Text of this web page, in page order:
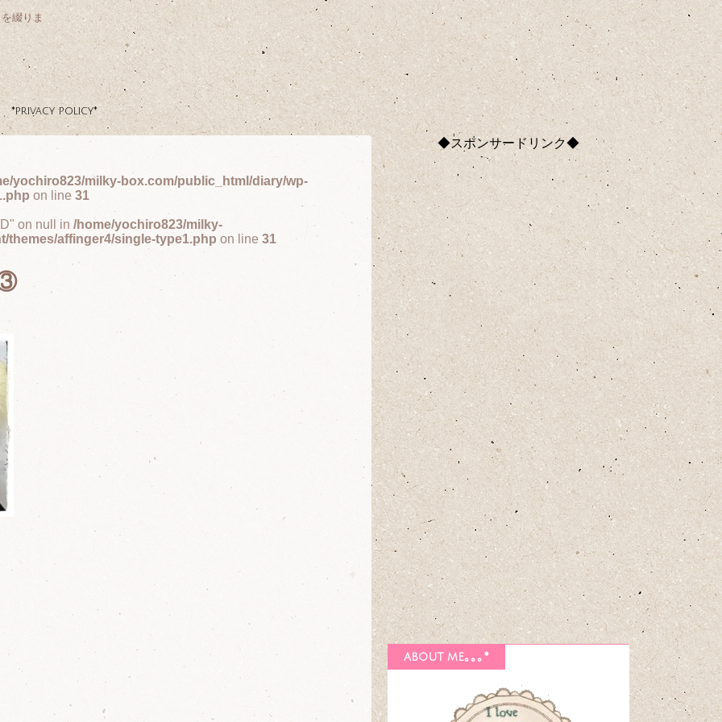
綴りま
*privacy policy*
yochiro823/milky-box.com/public_html/diary/wp-
on line 31
on null in /home/yochiro823/milky-
themes/affinger4/single-type1.php on line 31
◆スポンサードリンク◆
about me｡｡｡*